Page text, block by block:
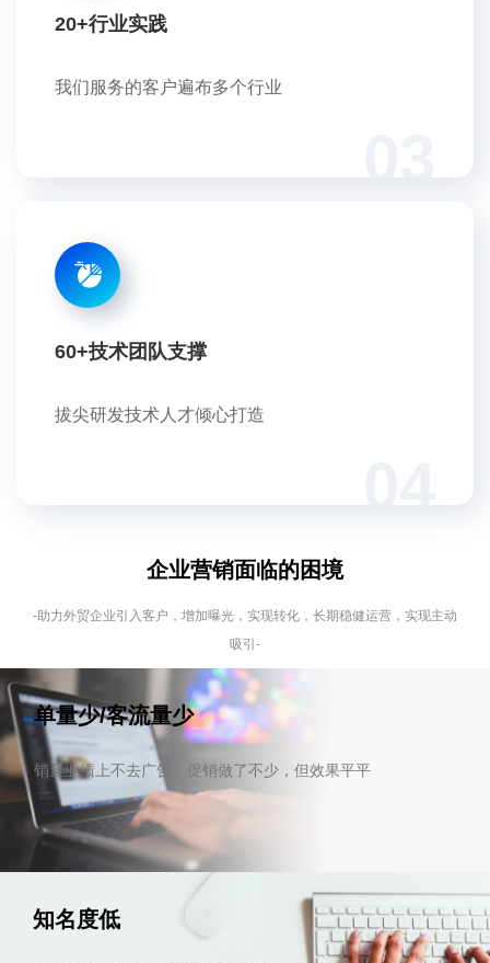
20+行业实践
我们服务的客户遍布多个行业
60+技术团队支撑
拔尖研发技术人才倾心打造
企业营销面临的困境
-助力外贸企业引入客户，增加曝光，实现转化，长期稳健运营，实现主动
吸引-
单量少/客流量少
销量业绩上不去广告、促销做了不少，但效果平平
知名度低